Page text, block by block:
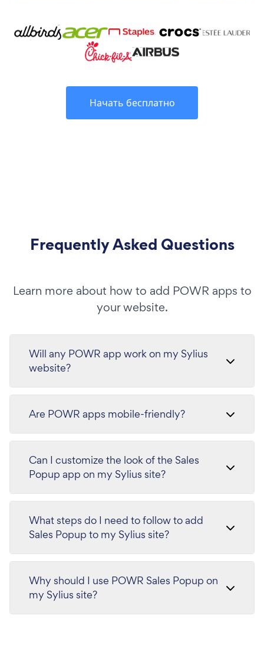
Начать бесплатно
Frequently Asked Questions
Learn more about how to add POWR apps to
your website.
Will any POWR app work on my Sylius
website?
Are POWR apps mobile-friendly?
Can I customize the look of the Sales
Popup app on my Sylius site?
What steps do I need to follow to add
Sales Popup to my Sylius site?
Why should I use POWR Sales Popup on
my Sylius site?